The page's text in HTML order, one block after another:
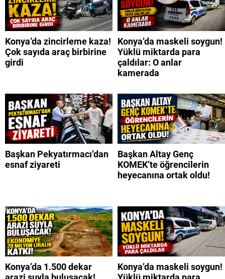
Konya’da zincirleme kaza!
Çok sayıda araç birbirine
girdi
Konya’da maskeli soygun!
Yüklü miktarda para
çaldılar: O anlar
kamerada
Başkan Pekyatırmacı’dan
esnaf ziyareti
Başkan Altay Genç
KOMEK’te öğrencilerin
heyecanına ortak oldu!
Konya’da 1.500 dekar
Konya’da maskeli soygun!